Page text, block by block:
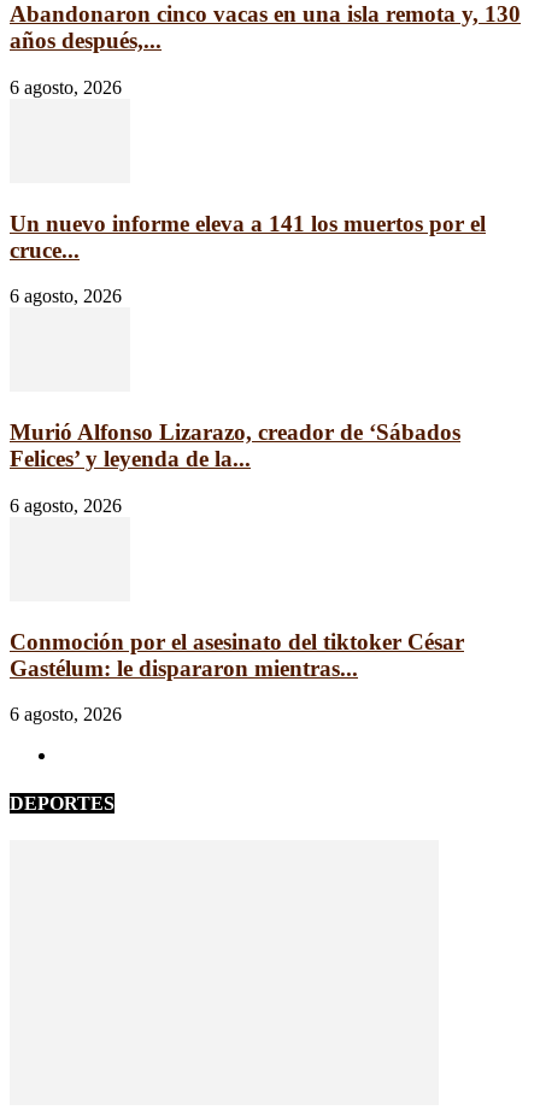
Abandonaron cinco vacas en una isla remota y, 130
años después,...
6 agosto, 2026
Un nuevo informe eleva a 141 los muertos por el
cruce...
6 agosto, 2026
Murió Alfonso Lizarazo, creador de ‘Sábados
Felices’ y leyenda de la...
6 agosto, 2026
Conmoción por el asesinato del tiktoker César
Gastélum: le dispararon mientras...
6 agosto, 2026
DEPORTES